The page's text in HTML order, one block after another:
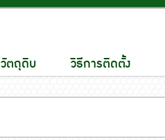
วัตถุดิบ วิธีการติดตั้ง